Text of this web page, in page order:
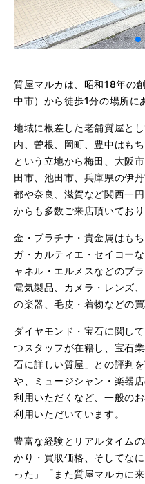
質屋マルカは、昭和18年の
中市）から徒歩1分の場所に
地域に根差した老舗質屋と
内、曽根、岡町、豊中はも
という立地から梅田、大阪
田市、池田市、兵庫県の伊
都や奈良、滋賀など関西一
からも多数ご来店頂いており
金・プラチナ・貴金属はも
ガ・カルティエ・セイコー
ャネル・エルメスなどのブ
電気製品、カメラ・レンズ
の楽器、毛皮・着物などの
ダイヤモンド・宝石に関し
つスタッフが在籍し、宝石
石に詳しい質屋」との評判
や、ミュージシャン・楽器
利用いただくなど、一般の
利用いただいています。
豊富な経験とリアルタイム
かり・買取価格、そしてな
った」「また質屋マルカに